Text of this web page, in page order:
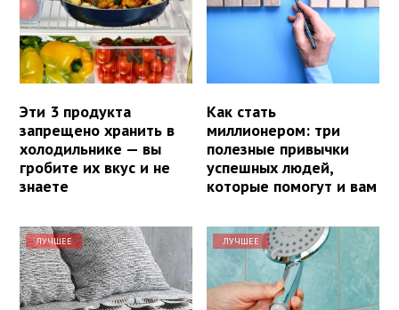
Эти 3 продукта
запрещено хранить в
холодильнике — вы
гробите их вкус и не
знаете
Как стать
миллионером: три
полезные привычки
успешных людей,
которые помогут и вам
ЛУЧШЕЕ ЛУЧШЕЕ